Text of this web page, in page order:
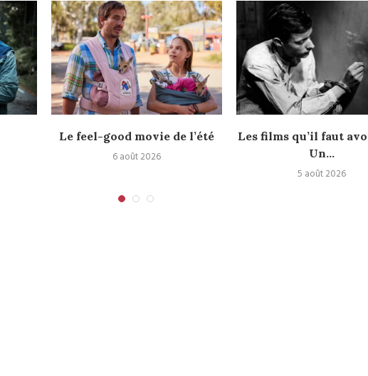
Le feel-good movie de l’été
6 août 2026
Les films qu’il faut
Un...
5 août 2026